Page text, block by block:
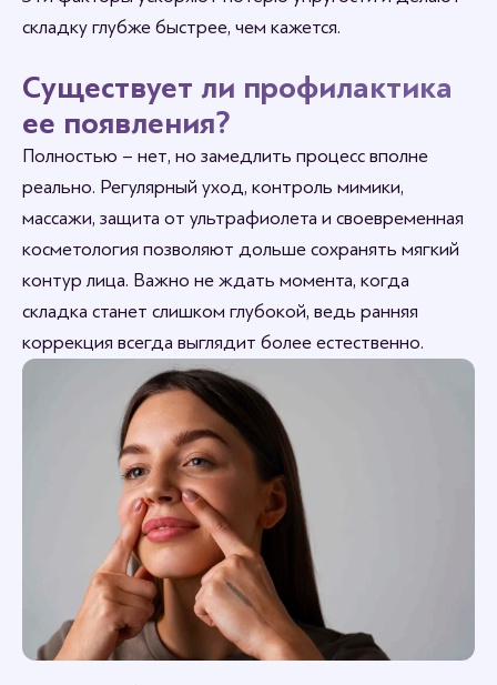
складку глубже быстрее, чем кажется.
Существует ли профилактика
ее появления?
Полностью – нет, но замедлить процесс вполне
реально. Регулярный уход, контроль мимики,
массажи, защита от ультрафиолета и своевременная
косметология позволяют дольше сохранять мягкий
контур лица. Важно не ждать момента, когда
складка станет слишком глубокой, ведь ранняя
коррекция всегда выглядит более естественно.